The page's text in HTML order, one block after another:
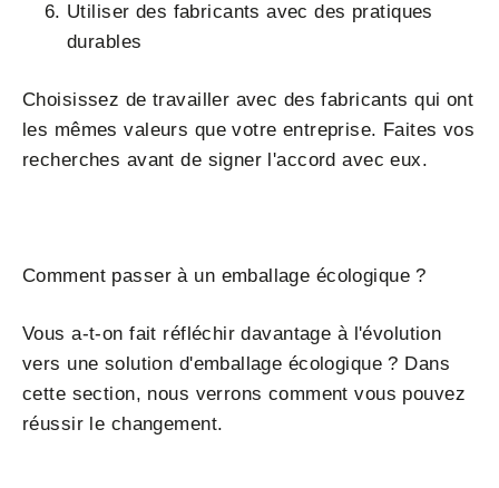
Utiliser des fabricants avec des pratiques
durables
Choisissez de travailler avec des fabricants qui ont
les mêmes valeurs que votre entreprise. Faites vos
recherches avant de signer l'accord avec eux.
Comment passer à un emballage écologique ?
Vous a-t-on fait réfléchir davantage à l'évolution
vers une solution d'emballage écologique ? Dans
cette section, nous verrons comment vous pouvez
réussir le changement.